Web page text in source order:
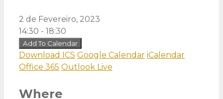
2 de Fevereiro, 2023
14:30 - 18:30
Add To Calendar
Download ICS Google Calendar iCalendar
Office 365 Outlook Live
Where